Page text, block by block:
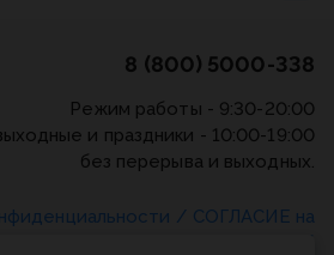
8 (800) 5000-338
Режим работы - 9:30-20:00
и праздники - 10:00-19:00
без перерыва и выходных.
/ СОГЛАСИЕ на